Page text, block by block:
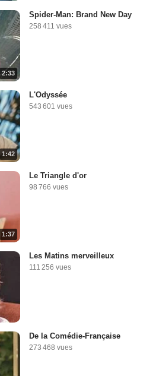
2:33
Spider-Man: Brand New Day
258 411 vues
1:42
L'Odyssée
543 601 vues
1:37
Le Triangle d'or
98 766 vues
Les Matins merveilleux
111 256 vues
De la Comédie-Française
273 468 vues